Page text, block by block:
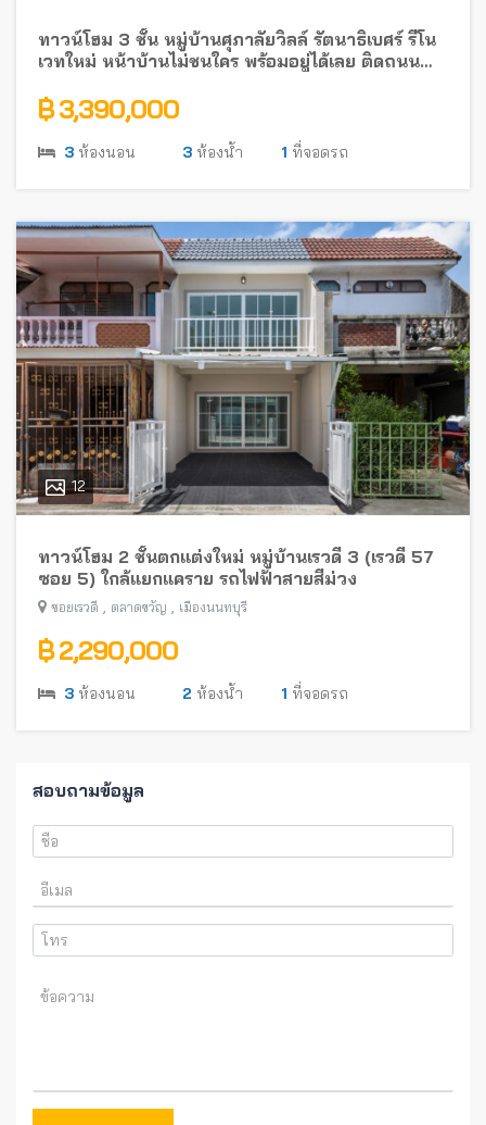
ทาวน์โฮม 3 ชั้น หมู่บ้านศุภาลัยวิลล์ รัตนาธิเบศร์ รีโน
เวทใหม่ หน้าบ้านไม่ชนใคร พร้อมอยู่ได้เลย ติดถนน
฿ 3,390,000
3 ห้องนอน 3 ห้องน้ำ 1 ที่จอดรถ
12
ทาวน์โฮม 2 ชั้นตกแต่งใหม่ หมู่บ้านเรวดี 3 (เรวดี 57
ซอย 5) ใกล้แยกแคราย รถไฟฟ้าสายสีม่วง
ซอยเรวดี , ตลาดขวัญ , เมืองนนทบุรี
฿ 2,290,000
3 ห้องนอน 2 ห้องน้ำ 1 ที่จอดรถ
สอบถามข้อมูล